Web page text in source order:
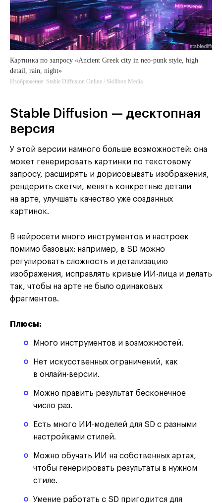
Картинка по запросу «Ancient Greek city in neo-punk style, high
detail, rain, night»
Изображение: Stable Diffusion Online / Skillbox Media
Stable Diffusion — десктопная
версия
У этой версии намного больше возможностей: она
может генерировать картинки по текстовому
запросу, расширять и дорисовывать изображения,
рендерить скетчи, менять конкретные детали
на арте, улучшать качество уже созданных
картинок.
В нейросети много инструментов и настроек
помимо базовых: например, в SD можно
регулировать сложность и детализацию
изображения, исправлять кривые ИИ-лица и делать
так, чтобы на арте не было одинаковых
фрагментов.
Плюсы:
Много инструментов и возможностей.
Нет искусственных ограничений, как
в онлайн-версии.
Можно править результат бесконечное
число раз.
Есть много ИИ-моделей для SD с разными
настройками стилей.
Можно обучать ИИ на собственных артах,
чтобы генерировать результаты в нужном
стиле.
Умение работать с SD пригодится для